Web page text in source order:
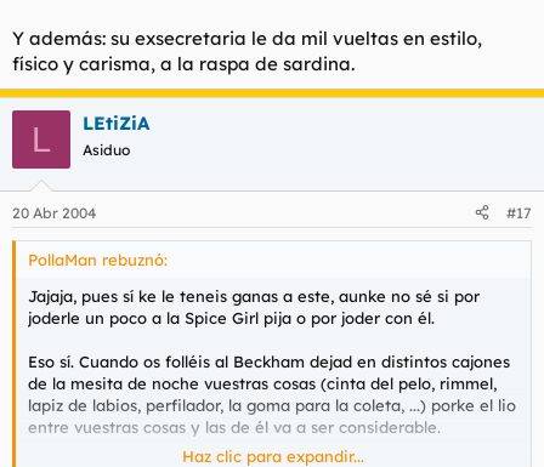
Y además: su exsecretaria le da mil vueltas en estilo,
físico y carisma, a la raspa de sardina.
L LEtiZiA
Asiduo
20 Abr 2004 #17
PollaMan rebuznó:
Jajaja, pues sí ke le teneis ganas a este, aunke no sé si por
joderle un poco a la Spice Girl pija o por joder con él.
Eso sí. Cuando os folléis al Beckham dejad en distintos cajones
de la mesita de noche vuestras cosas (cinta del pelo, rimmel,
lapiz de labios, perfilador, la goma para la coleta, ...) porke el lio
entre vuestras cosas y las de él va a ser considerable.
Haz clic para expandir...